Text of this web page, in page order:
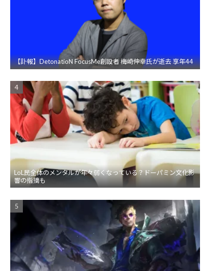
【訃報】DetonatioN FocusMe創設者 梅崎伸幸氏が逝去 享年44
LoL民全体のメンタルが年々弱くなっている？ドーパミン文化影
響の指摘も